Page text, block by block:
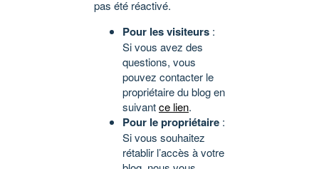
pas été réactivé.
Pour les visiteurs :
Si vous avez des
questions, vous
pouvez contacter le
propriétaire du blog en
suivantce lien.
Pour le propriétaire :
Si vous souhaitez
rétablir l’accès à votre